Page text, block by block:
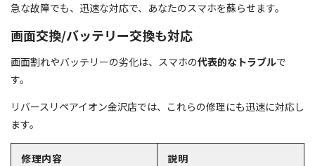
急な故障でも、迅速な対応で、あなたのスマホを蘇らせます。
画面交換/バッテリー交換も対応
画面割れやバッテリーの劣化は、スマホの代表的なトラブルで
す。
リバースリペアイオン金沢店では、これらの修理にも迅速に対応し
ます。
修理内容 説明